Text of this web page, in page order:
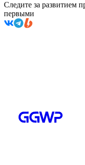
Следите за развитием
первыми